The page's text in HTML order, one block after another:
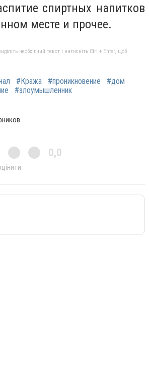
спиртных напитков
месте и прочее.
необхідний текст і натисніть Ctrl + Enter, щоб
#Кража #проникновение
#дом
#злоумышленник
0,0